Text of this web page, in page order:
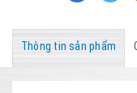
Thông tin sản phẩm